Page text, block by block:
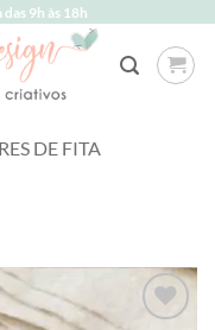
9h às 18h
DE FITA